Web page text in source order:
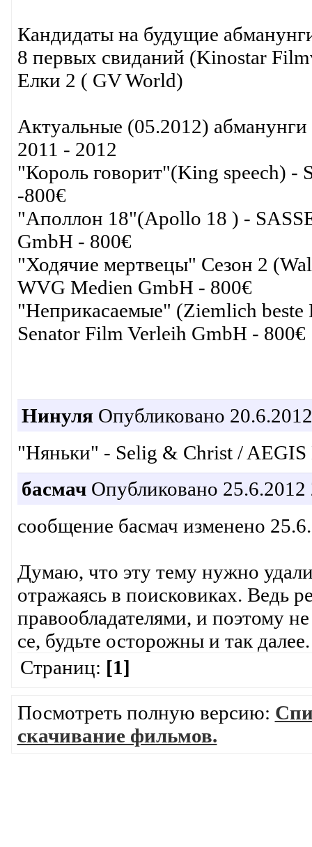
Кандидаты на будущие
8 первых свиданий (Kinostar
Елки 2 ( GV World)
Актуальные (05.2012)
2011 - 2012
"Король говорит"(King speech) -
-800€
"Аполлон 18"(Apollo 18 ) -
GmbH - 800€
"Ходячие мертвецы" Сезон 2
WVG Medien GmbH - 800€
"Неприкасаемые" (Ziemlich beste
Senator Film Verleih GmbH - 800€
Нинуля Опубликовано
"Няньки" - Selig & Christ /
басмачОпубликовано 25.6.2012
сообщение басмач изменено
Думаю, что эту тему нужно
отражаясь в поисковиках. Ведь
правообладателями, и поэтому не
се, будьте осторожны и так далее.
Страниц: [1]
Посмотреть полную версию:
скачивание фильмов.